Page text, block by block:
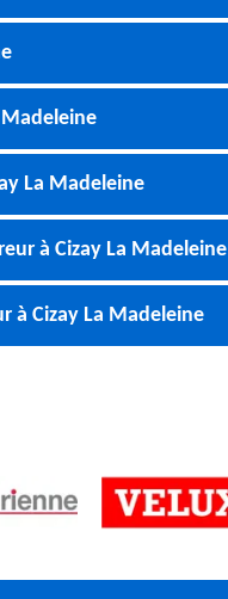
La Madeleine
à Cizay La Madeleine
à Cizay La Madeleine